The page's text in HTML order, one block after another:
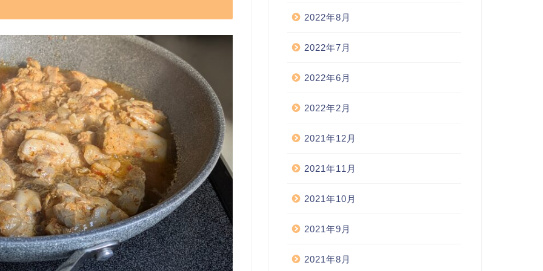
2022年8月
2022年7月
2022年6月
2022年2月
2021年12月
2021年11月
2021年10月
2021年9月
2021年8月